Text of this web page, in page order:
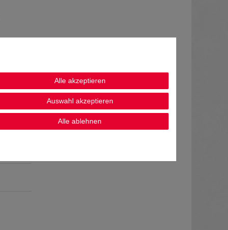
Alle akzeptieren
Auswahl akzeptieren
Alle ablehnen